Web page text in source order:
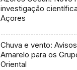
investigação
Açores
Chuva e vento:
Amarelo para os
Oriental